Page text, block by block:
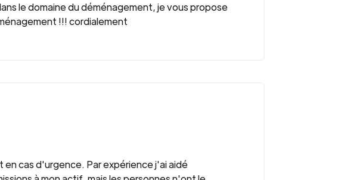
le domaine du déménagement, je vous propose
!!! cordialement
cas d'urgence. Par expérience j'ai aidé